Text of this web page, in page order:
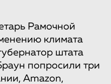
Рамочной
климата
штата
попросили три
Amazon,